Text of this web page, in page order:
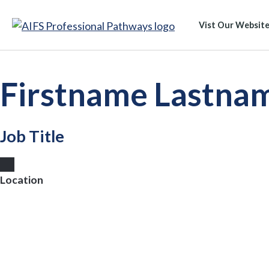
Vist Our Website
Our Team
Firstname
Job Title
Location